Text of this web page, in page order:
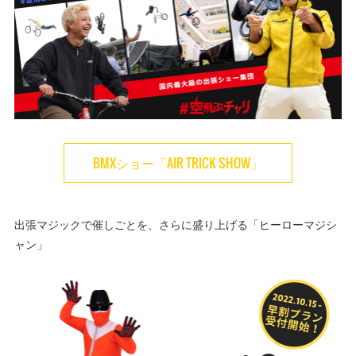
BMXショー「AIR TRICK SHOW」
出張マジックで催しごとを、さらに盛り上げる「ヒーローマジシ
ャン」